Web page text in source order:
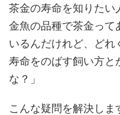
茶金の寿命を知りたい
金魚の品種で茶金って
いるんだけれど、どれ
寿命をのばす飼い方と
な？」
こんな疑問を解決しま